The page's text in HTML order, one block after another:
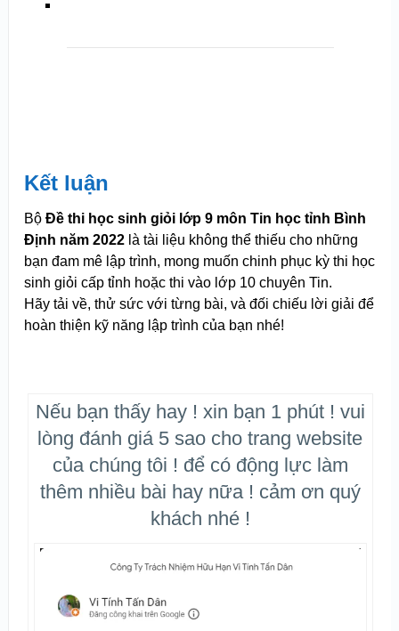
Kết luận
Bộ Đề thi học sinh giỏi lớp 9 môn Tin học tỉnh Bình
Định năm 2022là tài liệu không thể thiếu cho những
bạn đam mê lập trình, mong muốn chinh phục kỳ thi học
sinh giỏi cấp tỉnh hoặc thi vào lớp 10 chuyên Tin.
Hãy tải về, thử sức với từng bài, và đối chiếu lời giải để
hoàn thiện kỹ năng lập trình của bạn nhé!
Nếu bạn thấy hay ! xin bạn 1 phút ! vui
lòng đánh giá 5 sao cho trang website
của chúng tôi ! để có động lực làm
thêm nhiều bài hay nữa ! cảm ơn quý
khách nhé !